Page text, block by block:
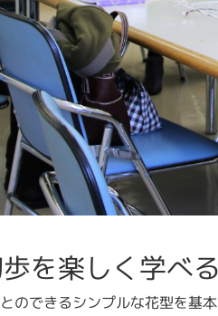
を楽しく学べ
のできるシンプルな花型を基